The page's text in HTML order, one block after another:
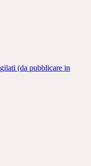
(da pubblicare in